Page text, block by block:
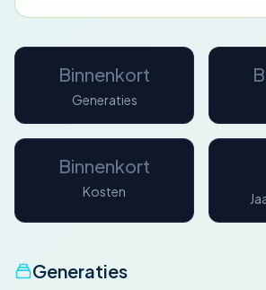
Binnenkort
Generaties
Binnenkort
Kosten
Generaties